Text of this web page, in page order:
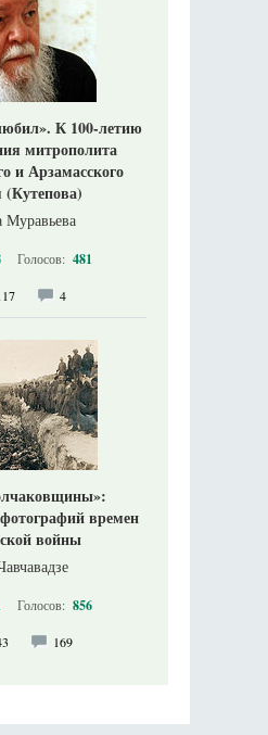
К 100-летию
митрополита
и Арзамасского
Муравьева
Голосов: 481
4
времен
войны
Голосов: 856
169